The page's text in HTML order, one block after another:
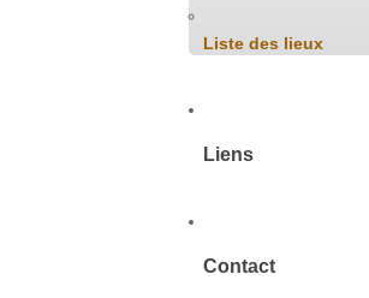
Liste des lieux
Liens
Contact